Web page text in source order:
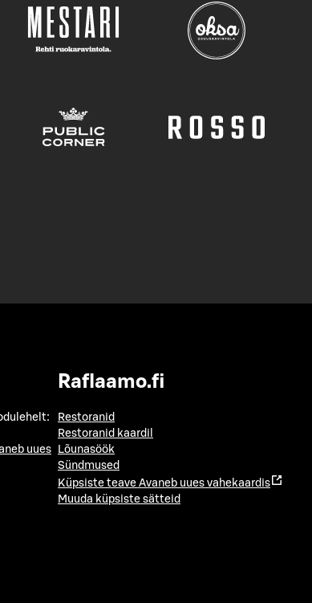
uues
Raflaamo.fi
Restoranid
Restoranid kaardil
Lõunasöök
Sündmused
Küpsiste teave Avaneb uues vahekaardis
Muuda küpsiste sätteid